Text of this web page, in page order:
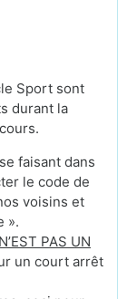
Sport sont
durant la
faisant dans
le code de
voisins et
».
N’EST PAS UN
un court arrêt